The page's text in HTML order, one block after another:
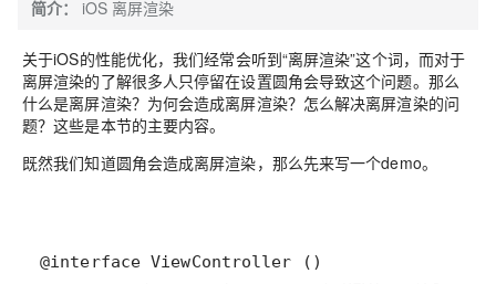
简介： iOS 离屏渲染
关于iOS的性能优化，我们经常会听到“离屏渲染”这个词，而对于
离屏渲染的了解很多人只停留在设置圆角会导致这个问题。那么
什么是离屏渲染？为何会造成离屏渲染？怎么解决离屏渲染的问
题？这些是本节的主要内容。
既然我们知道圆角会造成离屏渲染，那么先来写一个demo。